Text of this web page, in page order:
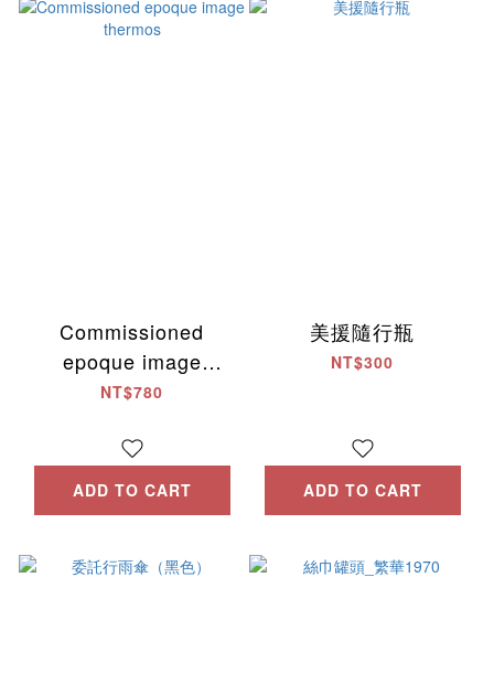
Commissioned
epoque image
thermos
NT$780
ADD TO CART
美援隨行瓶
NT$300
ADD TO CART